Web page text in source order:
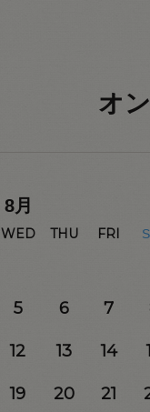
オ
8月
WED THU FRI
5 6 7
12 13 14
19 20 21